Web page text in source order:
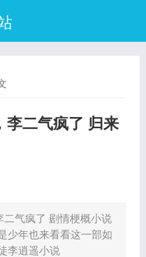
李二气疯了 归来
二气疯了 剧情梗概小说
少年也来看看这一部如
李逍遥小说